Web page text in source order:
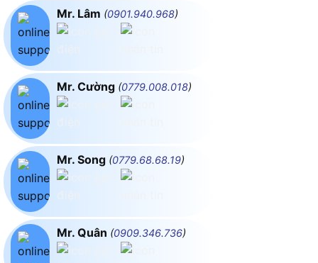
Mr. Lâm (0901.940.968)
Mr. Cường (0779.008.018)
Mr. Song (0779.68.68.19)
Mr. Quân (0909.346.736)